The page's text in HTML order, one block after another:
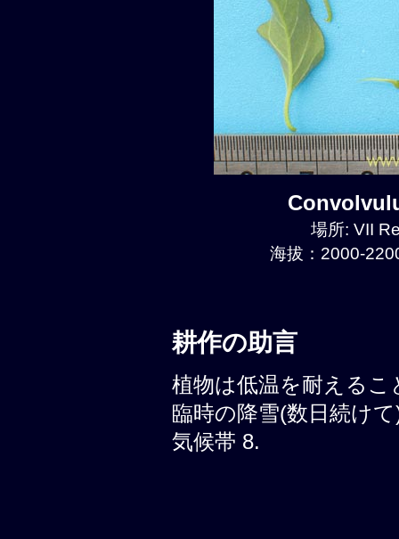
場所: VII
海拔：2000-
耕作の助言
植物は低温を耐えるこ
臨時の降雪(数日続け
気候帯 8.